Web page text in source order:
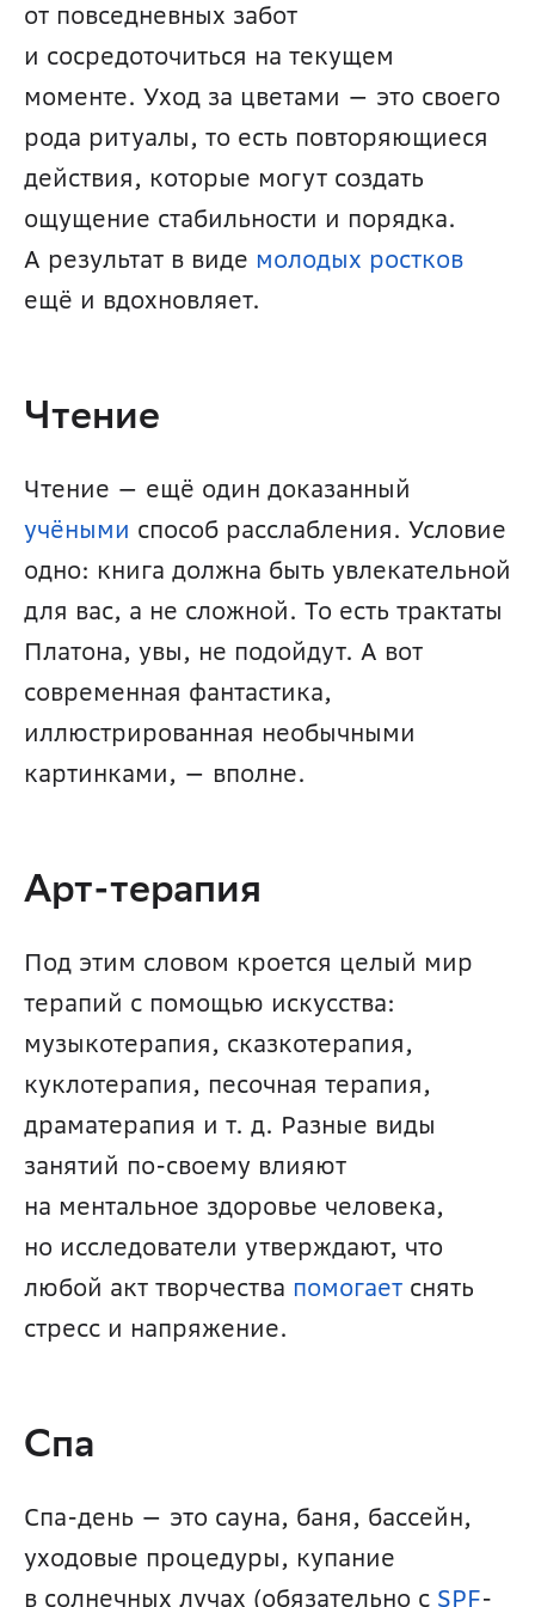
от повседневных забот
и сосредоточиться на текущем
моменте. Уход за цветами — это своего
рода ритуалы, то есть повторяющиеся
действия, которые могут создать
ощущение стабильности и порядка.
А результат в виде молодых ростков
ещё и вдохновляет.
Чтение
учёными способ расслабления. Условие
одно: книга должна быть увлекательной
для вас, а не сложной. То есть трактаты
Платона, увы, не подойдут. А вот
современная фантастика,
иллюстрированная необычными
картинками, — вполне.
Арт-терапия
Под этим словом кроется целый мир
терапий с помощью искусства:
музыкотерапия, сказкотерапия,
куклотерапия, песочная терапия,
драматерапия и т. д. Разные виды
занятий по-своему влияют
на ментальное здоровье человека,
но исследователи утверждают, что
любой акт творчества помогает снять
стресс и напряжение.
Спа
Спа-день — это сауна, баня, бассейн,
уходовые процедуры, купание
в солнечных лучах (обязательно с SPF-